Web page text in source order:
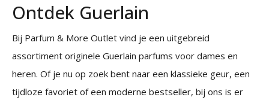
Ontdek Guerlain
Bij Parfum & More Outlet vind je een uitgebreid
assortiment originele Guerlain parfums voor dames en
heren. Of je nu op zoek bent naar een klassieke geur, een
tijdloze favoriet of een moderne bestseller, bij ons is er